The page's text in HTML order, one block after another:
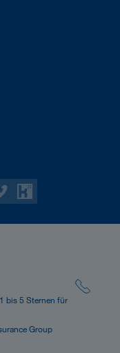
bis 5 Sternen für
Group